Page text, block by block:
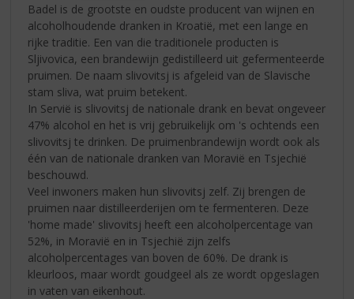
Badel is de grootste en oudste producent van wijnen en
alcoholhoudende dranken in Kroatië, met een lange en
rijke traditie. Een van die traditionele producten is
Sljivovica, een brandewijn gedistilleerd uit gefermenteerde
pruimen. De naam slivovitsj is afgeleid van de Slavische
stam sliva, wat pruim betekent.
In Servië is slivovitsj de nationale drank en bevat ongeveer
47% alcohol en het is vrij gebruikelijk om 's ochtends een
slivovitsj te drinken. De pruimenbrandewijn wordt ook als
één van de nationale dranken van Moravië en Tsjechië
beschouwd.
Veel inwoners maken hun slivovitsj zelf. Zij brengen de
pruimen naar distilleerderijen om te fermenteren. Deze
'home made' slivovitsj heeft een alcoholpercentage van
52%, in Moravië en in Tsjechië zijn zelfs
alcoholpercentages van boven de 60%. De drank is
kleurloos, maar wordt goudgeel als ze wordt opgeslagen
in vaten van eikenhout.